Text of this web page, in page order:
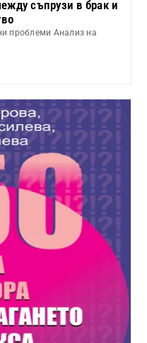
съпрузи в брак и
проблеми Анализ на